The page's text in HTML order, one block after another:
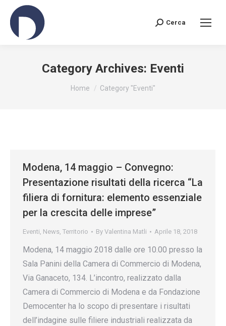
Search:
Cerca
Category Archives: Eventi
You are here:
Home Category "Eventi"
Modena, 14 maggio – Convegno:
Presentazione risultati della ricerca “La
filiera di fornitura: elemento essenziale
per la crescita delle imprese”
Eventi, News, Territorio By Valentina Matli Aprile 18, 2018
Modena, 14 maggio 2018 dalle ore 10.00 presso la
Sala Panini della Camera di Commercio di Modena,
Via Ganaceto, 134. L’incontro, realizzato dalla
Camera di Commercio di Modena e da Fondazione
Democenter ha lo scopo di presentare i risultati
dell’indagine sulle filiere industriali realizzata da